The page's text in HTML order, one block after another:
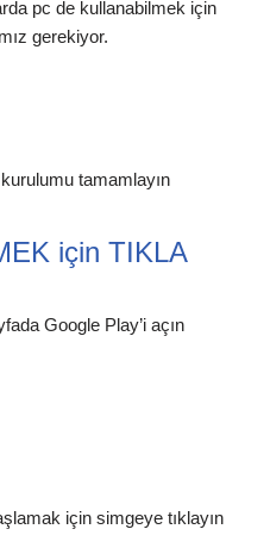
pc de kullanabilmek için
gerekiyor.
tamamlayın
için TIKLA
Google Play’i açın
için simgeye tıklayın